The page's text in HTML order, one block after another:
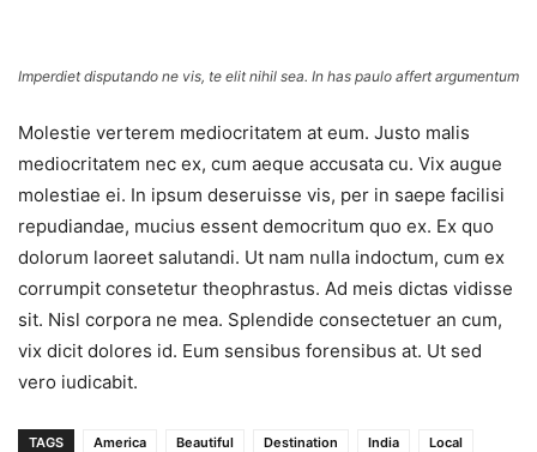
Imperdiet disputando ne vis, te elit nihil sea. In has paulo affert argumentum
Molestie verterem mediocritatem at eum. Justo malis
mediocritatem nec ex, cum aeque accusata cu. Vix augue
molestiae ei. In ipsum deseruisse vis, per in saepe facilisi
repudiandae, mucius essent democritum quo ex. Ex quo
dolorum laoreet salutandi. Ut nam nulla indoctum, cum ex
corrumpit consetetur theophrastus. Ad meis dictas vidisse
sit. Nisl corpora ne mea. Splendide consectetuer an cum,
vix dicit dolores id. Eum sensibus forensibus at. Ut sed
vero iudicabit.
TAGS America Beautiful Destination India Local